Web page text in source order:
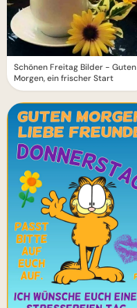
Schönen Freitag Bilder - Guten
Morgen, ein frischer Start